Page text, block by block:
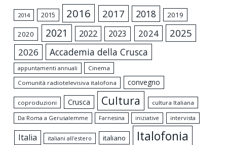
2014 2015 2016 2017 2018 2019
2020 2021 2022 2023 2024 2025
2026 Accademia della Crusca
appuntamenti annuali
Cinema
Comunità radiotelevisiva italofona
convegno
coproduzioni Crusca Cultura
cultura Italiana
Da Roma a Gerusalemme
Farnesina iniziative intervista
Italia italiani all'estero italiano Italofonia